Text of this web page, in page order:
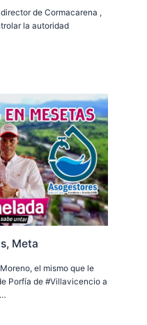
de Cormacarena ,
la autoridad
Meta
el mismo que le
Porfía de #Villavicencio a